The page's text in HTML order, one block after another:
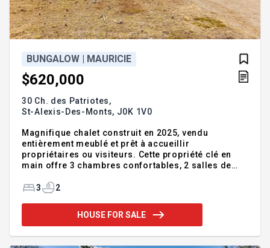
BUNGALOW | MAURICIE
$620,000
30 Ch. des Patriotes,
St-Alexis-Des-Monts, J0K 1V0
Magnifique chalet construit en 2025, vendu
entièrement meublé et prêt à accueillir
propriétaires ou visiteurs. Cette propriété clé en
main offre 3 chambres confortables, 2 salles de
permettant de profiter de la nature en toute saison.
du Diable, il bénéficie d'un emplacement recherché
pour les amateurs de plein air. Aucun voisin à
3 2
HOUSE FOR SALE